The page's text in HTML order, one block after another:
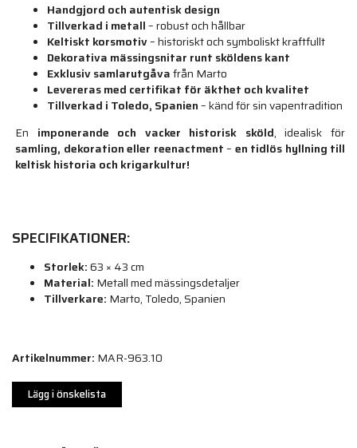
Handgjord och autentisk design
Tillverkad i metall– robust och hållbar
Keltiskt korsmotiv– historiskt och symboliskt kraftfullt
Dekorativa mässingsnitar runt sköldens kant
Exklusiv samlarutgåvafrån Marto
Levereras med certifikat för äkthet och kvalitet
Tillverkad i Toledo, Spanien– känd för sin vapentradition
En imponerande och vacker historisk sköld, idealisk för
samling, dekoration eller reenactment– en tidlös hyllning till
keltisk historia och krigarkultur!
SPECIFIKATIONER:
Storlek:63 × 43 cm
Material: Metall med mässingsdetaljer
Tillverkare: Marto, Toledo, Spanien
Artikelnummer: MAR-963.10
Lägg i önskelista